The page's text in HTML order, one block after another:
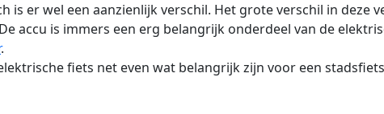
is er wel een aanzienlijk verschil. Het grote verschil in deze
accu is immers een erg belangrijk onderdeel van de
.
fiets net even wat belangrijk zijn voor een